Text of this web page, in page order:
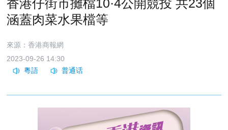
香港仔街市攤檔10·4公開競投 共23個
涵蓋肉菜水果檔等
來源：香港商報網
2023-09-26 14:30